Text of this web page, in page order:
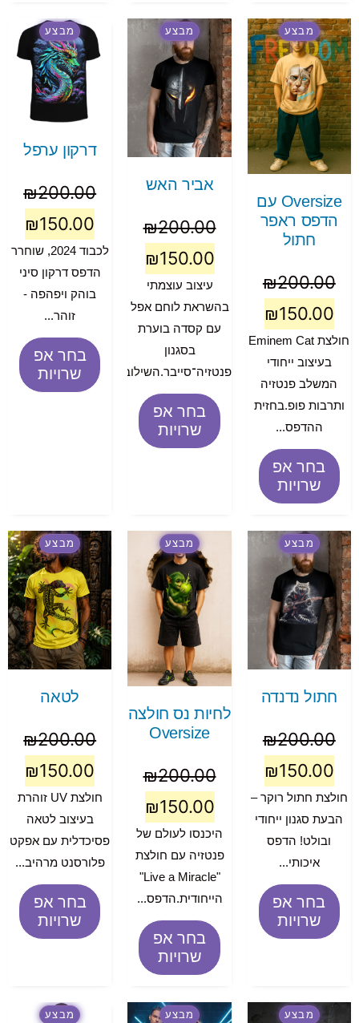
מבצע
Oversize עם
הדפס ראפר
חתול
₪200.00
₪150.00
חולצת Eminem Cat
בעיצוב ייחודי
המשלב פנטזיה
ותרבות פופ.בחזית
ההדפס...
בחר אפ
שרויות
מבצע
אביר האש
₪200.00
₪150.00
עיצוב עוצמתי
בהשראת לוחם אפל
עם קסדה בוערת
בסגנון
פנטזיה־סייבר.השילוב...
בחר אפ
שרויות
מבצע
דרקון ערפל
₪200.00
₪150.00
לכבוד 2024, שוחרר
הדפס דרקון סיני
בוהק ויפהפה -
זוהר...
בחר אפ
שרויות
מבצע
חתול נדנדה
₪200.00
₪150.00
חולצת חתול רוקר –
הבעת סגנון ייחודי
ובולט! הדפס
איכותי...
בחר אפ
שרויות
מבצע
לחיות נס חולצה
Oversize
₪200.00
₪150.00
היכנסו לעולם של
פנטזיה עם חולצת
"Live a Miracle"
הייחודית.הדפס...
בחר אפ
שרויות
מבצע
לטאה
₪200.00
₪150.00
חולצת UV זוהרת
בעיצוב לטאה
פסיכדלית עם אפקט
פלורסנט מרהיב...
בחר אפ
שרויות
מבצע מבצע מבצע